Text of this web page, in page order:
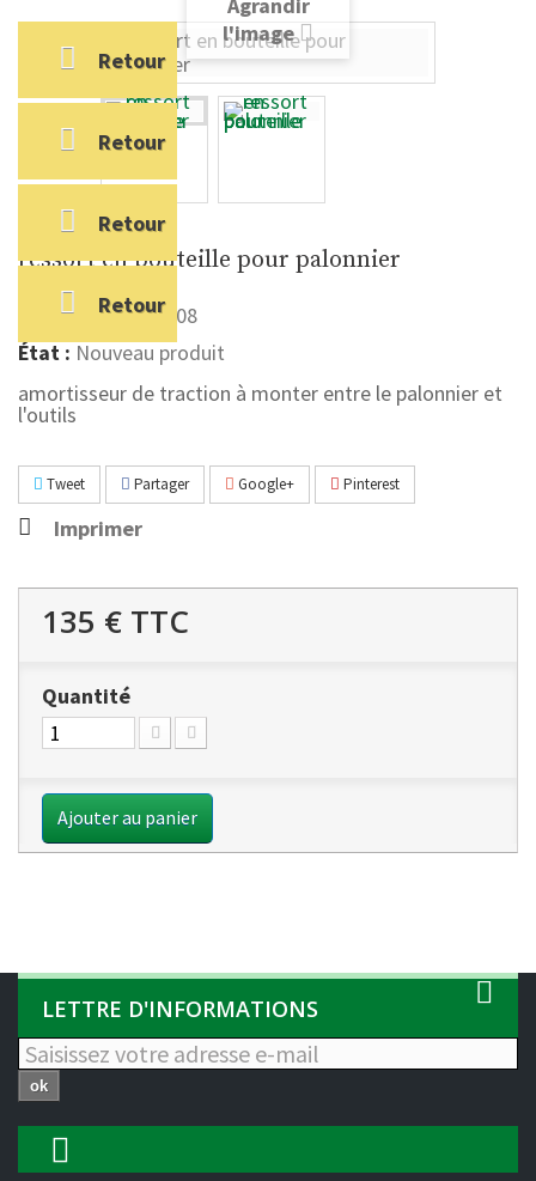
Retour
Retour
Retour
Retour
l'image
ressort en bouteille pour palonnier
Référence2441408
État : Nouveau produit
amortisseur de traction à monter entre le palonnier et
l'outils
Tweet Partager Google+ Pinterest
Imprimer
135 € TTC
Quantité
Ajouter au panier
LETTRE D'INFORMATIONS
ok